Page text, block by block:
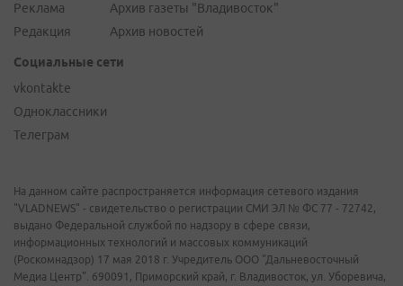
Реклама
Редакция
Архив газеты "Владивосток"
Архив новостей
Социальные сети
vkontakte
Одноклассники
Телеграм
На данном сайте распространяется информация сетевого издания
"VLADNEWS" - свидетельство о регистрации СМИ ЭЛ № ФС 77 - 72742,
выдано Федеральной службой по надзору в сфере связи,
информационных технологий и массовых коммуникаций
(Роскомнадзор) 17 мая 2018 г. Учредитель ООО "Дальневосточный
Медиа Центр". 690091, Приморский край, г. Владивосток, ул. Уборевича,